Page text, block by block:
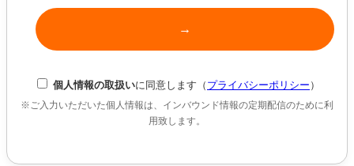
個人情報の取扱いに同意します（ プライバシーポリシー ）
※ご入力いただいた個人情報は、インバウンド情報の定期配信のために利
用致します。